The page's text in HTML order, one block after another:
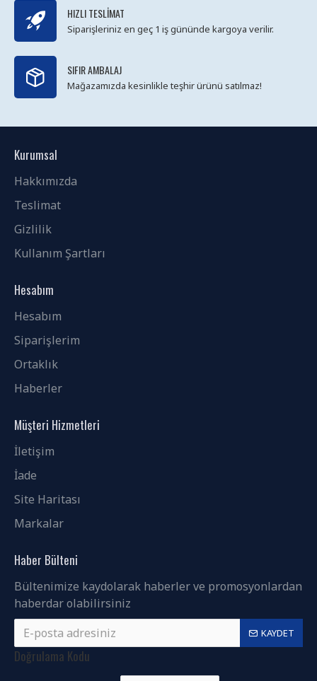
HIZLI TESLIMAT
Siparişleriniz en geç 1 iş gününde kargoya verilir.
SIFIR AMBALAJ
Mağazamızda kesinlikle teşhir ürünü satılmaz!
Kurumsal
Hakkımızda
Teslimat
Gizlilik
Kullanım Şartları
Hesabım
Hesabım
Siparişlerim
Ortaklık
Haberler
Müşteri Hizmetleri
İletişim
İade
Site Haritası
Markalar
Haber Bülteni
Bültenimize kaydolarak haberler ve promosyonlardan
haberdar olabilirsiniz
KAYDET
Doğrulama Kodu